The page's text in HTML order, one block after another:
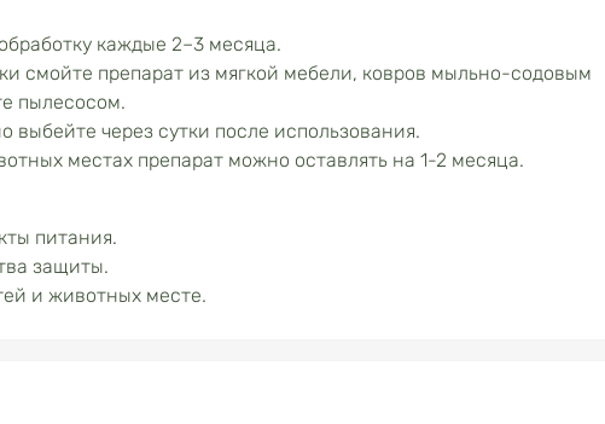
каждые 2–3 месяца.
смойте препарат из мягкой мебели, ковров мыльно-содовым
пылесосом.
через сутки после использования.
местах препарат можно оставлять на 1-2 месяца.
питания.
защиты.
и животных месте.